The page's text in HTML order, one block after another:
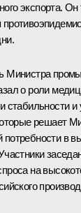
экспорта. Он
Министра
о роли
стабильности и
решает
в
на